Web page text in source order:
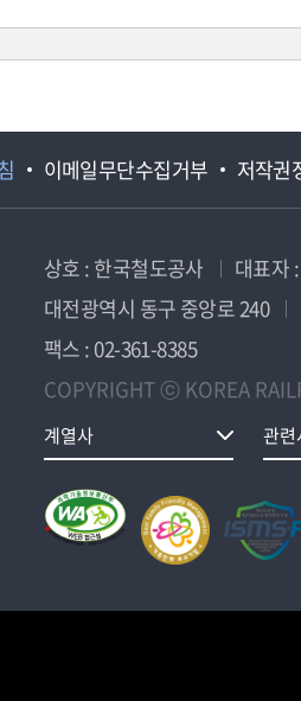
이메일무단수집거부 저작권
상호 : 한국철도공사 대표자
대전광역시 동구 중앙로 240
팩스 : 02-361-8385
COPYRIGHT ⓒ KOREA
계열사 관련